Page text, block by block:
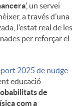
’, un servei
a través d’una
l’estat real de les
per reforçar el
2025 de nudge
educació
de
com a